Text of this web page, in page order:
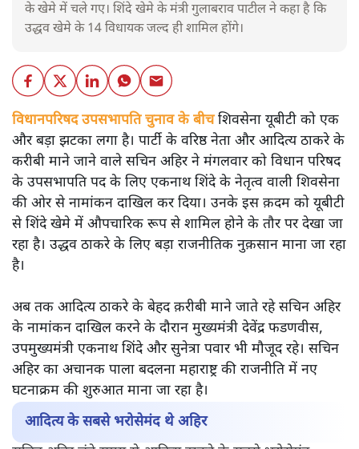
के खेमे में चले गए। शिंदे खेमे के मंत्री गुलाबराव पाटील ने कहा है कि
उद्धव खेमे के 14 विधायक जल्द ही शामिल होंगे।
विधानपरिषद उपसभापति चुनाव के बीचशिवसेना यूबीटी को एक
और बड़ा झटका लगा है। पार्टी के वरिष्ठ नेता और आदित्य ठाकरे के
करीबी माने जाने वाले सचिन अहिर ने मंगलवार को विधान परिषद
के उपसभापति पद के लिए एकनाथ शिंदे के नेतृत्व वाली शिवसेना
की ओर से नामांकन दाखिल कर दिया। उनके इस क़दम को यूबीटी
से शिंदे खेमे में औपचारिक रूप से शामिल होने के तौर पर देखा जा
रहा है। उद्धव ठाकरे के लिए बड़ा राजनीतिक नुक़सान माना जा रहा
है।
अब तक आदित्य ठाकरे के बेहद क़रीबी माने जाते रहे सचिन अहिर
के नामांकन दाखिल करने के दौरान मुख्यमंत्री देवेंद्र फडणवीस,
उपमुख्यमंत्री एकनाथ शिंदे और सुनेत्रा पवार भी मौजूद रहे। सचिन
अहिर का अचानक पाला बदलना महाराष्ट्र की राजनीति में नए
घटनाक्रम की शुरुआत माना जा रहा है।
आदित्य के सबसे भरोसेमंद थे अहिर